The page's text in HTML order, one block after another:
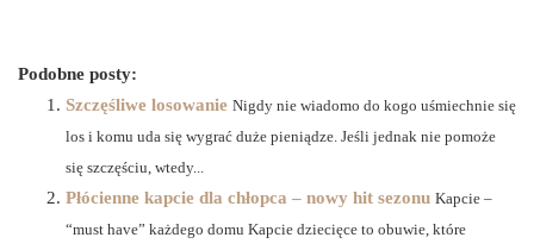
Podobne posty:
Szczęśliwe losowanie Nigdy nie wiadomo do kogo uśmiechnie się
los i komu uda się wygrać duże pieniądze. Jeśli jednak nie pomoże
się szczęściu, wtedy...
Płócienne kapcie dla chłopca – nowy hit sezonu Kapcie –
“must have” każdego domu Kapcie dziecięce to obuwie, które